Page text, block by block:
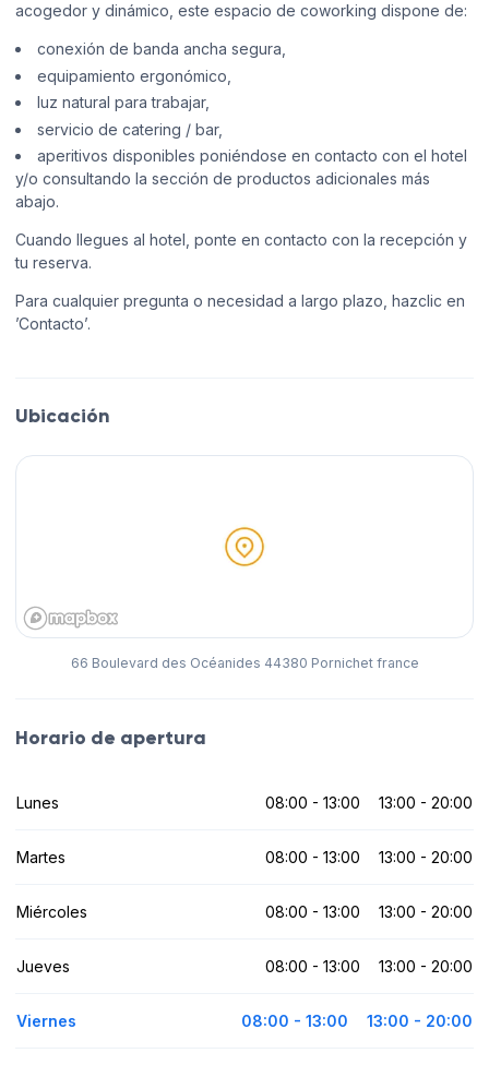
acogedor y dinámico, este espacio de coworking dispone de:
conexión de banda ancha segura,
equipamiento ergonómico,
luz natural para trabajar,
servicio de catering / bar,
aperitivos disponibles poniéndose en contacto con el hotel
y/o consultando la sección de productos adicionales más
abajo.
Cuando llegues al hotel, ponte en contacto con la recepción y
tu reserva.
Para cualquier pregunta o necesidad a largo plazo, hazclic en
’Contacto’.
Ubicación
66 Boulevard des Océanides 44380 Pornichet france
Horario de apertura
Lunes 08:00 - 13:00 13:00 - 20:00
Martes 08:00 - 13:00 13:00 - 20:00
Miércoles 08:00 - 13:00 13:00 - 20:00
Jueves 08:00 - 13:00 13:00 - 20:00
Viernes 08:00 - 13:00 13:00 - 20:00